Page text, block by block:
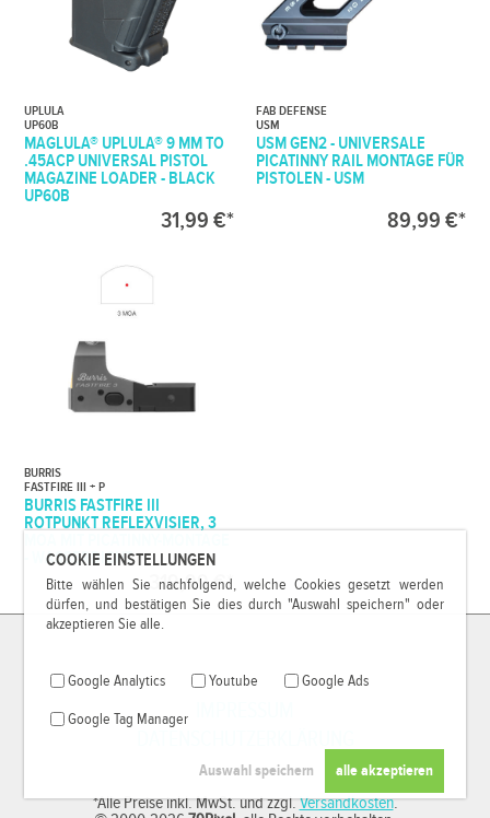
COOKIE EINSTELLUNGEN
Bitte wählen Sie nachfolgend, welche Cookies gesetzt werden
dürfen, und bestätigen Sie dies durch "Auswahl speichern" oder
akzeptieren Sie alle.
Google Analytics Youtube Google Ads
Google Tag Manager
UPLULA
UP60B
MAGLULA® UPLULA® 9 MM TO
.45ACP UNIVERSAL PISTOL
MAGAZINE LOADER - BLACK
UP60B
31,99 €*
FAB DEFENSE
USM
USM GEN2 - UNIVERSALE
PICATINNY RAIL MONTAGE FÜR
PISTOLEN - USM
89,99 €*
BURRIS
FASTFIRE III + P
BURRIS FASTFIRE III
ROTPUNKT REFLEXVISIER, 3
- WASSERDICHT
319,99 €*
*Alle Preise inkl. MwSt. und zzgl.Versandkosten.